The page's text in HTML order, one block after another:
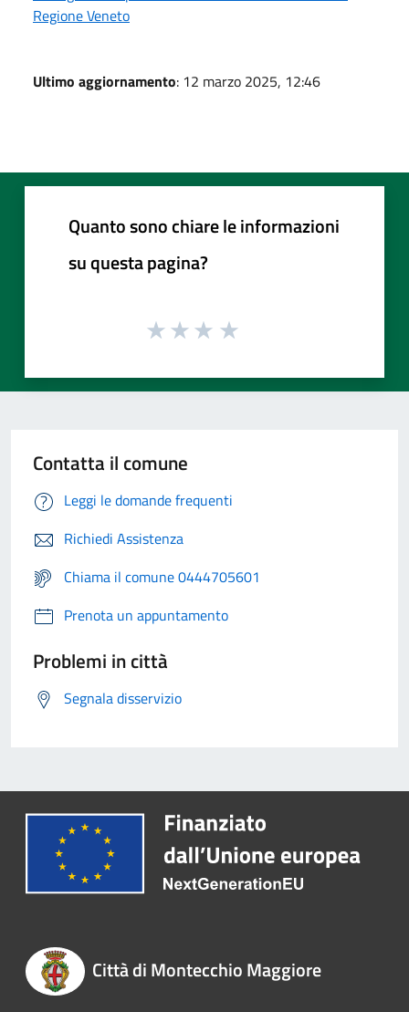
Regione Veneto
Ultimo aggiornamento: 12 marzo 2025, 12:46
Quanto sono chiare le informazioni
su questa pagina?
Contatta il comune
Leggi le domande frequenti
Richiedi Assistenza
Chiama il comune 0444705601
Prenota un appuntamento
Problemi in città
Segnala disservizio
Città di Montecchio Maggiore